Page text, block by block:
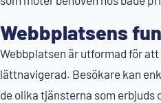
Webbplatsens
Webbplatsen är utformad för
lättnavigerad. Besökare kan
de olika tjänsterna som erbjuds